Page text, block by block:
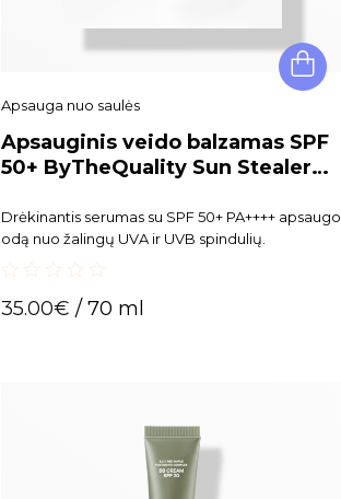
Apsauga nuo saulės
Apsauginis veido balzamas SPF
50+ ByTheQuality Sun Stealer
Drėkinantis serumas su SPF 50+ PA++++ apsaugo
odą nuo žalingų UVA ir UVB spindulių.
out
35.00€ / 70 ml